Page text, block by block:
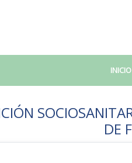
INICIO
DE